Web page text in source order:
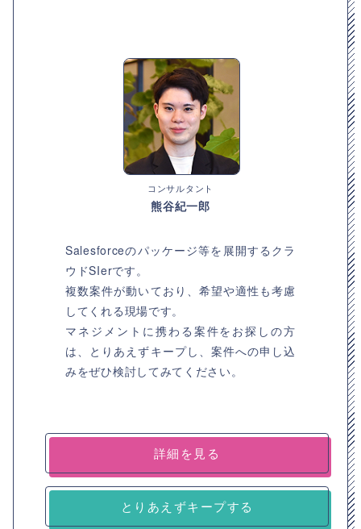
コンサルタント
熊谷紀一郎
Salesforceのパッケージ等を展開するクラ
ウドSIerです。
複数案件が動いており、希望や適性も考慮
してくれる現場です。
マネジメントに携わる案件をお探しの方
は、とりあえずキープし、案件への申し込
みをぜひ検討してみてください。
詳細を見る
とりあえずキープする